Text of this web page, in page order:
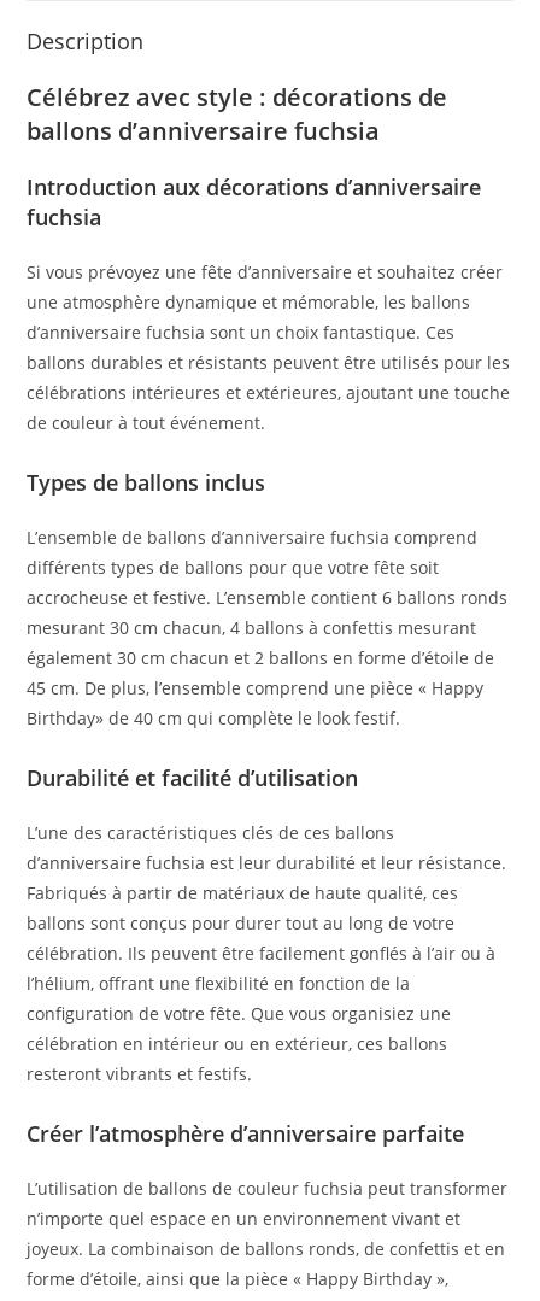
Description
Célébrez avec style : décorations de
ballons d’anniversaire fuchsia
Introduction aux décorations d’anniversaire
fuchsia
Si vous prévoyez une fête d’anniversaire et souhaitez créer
une atmosphère dynamique et mémorable, les ballons
d’anniversaire fuchsia sont un choix fantastique. Ces
ballons durables et résistants peuvent être utilisés pour les
célébrations intérieures et extérieures, ajoutant une touche
de couleur à tout événement.
Types de ballons inclus
L’ensemble de ballons d’anniversaire fuchsia comprend
différents types de ballons pour que votre fête soit
accrocheuse et festive. L’ensemble contient 6 ballons ronds
mesurant 30 cm chacun, 4 ballons à confettis mesurant
également 30 cm chacun et 2 ballons en forme d’étoile de
45 cm. De plus, l’ensemble comprend une pièce « Happy
Birthday» de 40 cm qui complète le look festif.
Durabilité et facilité d’utilisation
L’une des caractéristiques clés de ces ballons
d’anniversaire fuchsia est leur durabilité et leur résistance.
Fabriqués à partir de matériaux de haute qualité, ces
ballons sont conçus pour durer tout au long de votre
célébration. Ils peuvent être facilement gonflés à l’air ou à
l’hélium, offrant une flexibilité en fonction de la
configuration de votre fête. Que vous organisiez une
célébration en intérieur ou en extérieur, ces ballons
resteront vibrants et festifs.
Créer l’atmosphère d’anniversaire parfaite
L’utilisation de ballons de couleur fuchsia peut transformer
n’importe quel espace en un environnement vivant et
joyeux. La combinaison de ballons ronds, de confettis et en
forme d’étoile, ainsi que la pièce « Happy Birthday »,